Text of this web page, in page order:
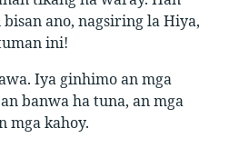
ano, nagsiring la Hiya,
ini!
Iya ginhimo an mga
banwa ha tuna, an mga
mga kahoy.